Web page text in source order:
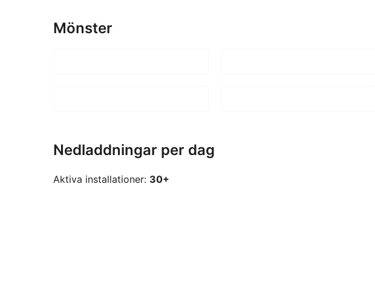
Mönster
Nedladdningar per dag
Aktiva installationer: 30+